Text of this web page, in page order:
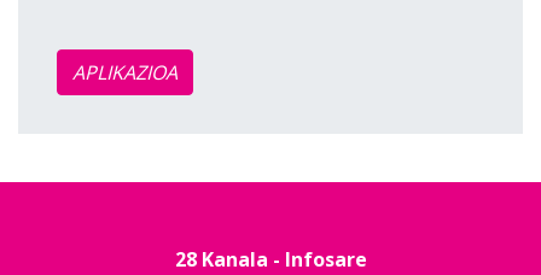
APLIKAZIOA
28 Kanala - Infosare